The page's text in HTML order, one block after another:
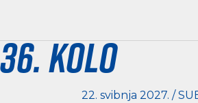
36. kolo
22. svibnja 2027. /